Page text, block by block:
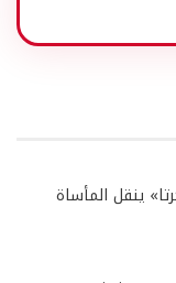
ينقل المأساة